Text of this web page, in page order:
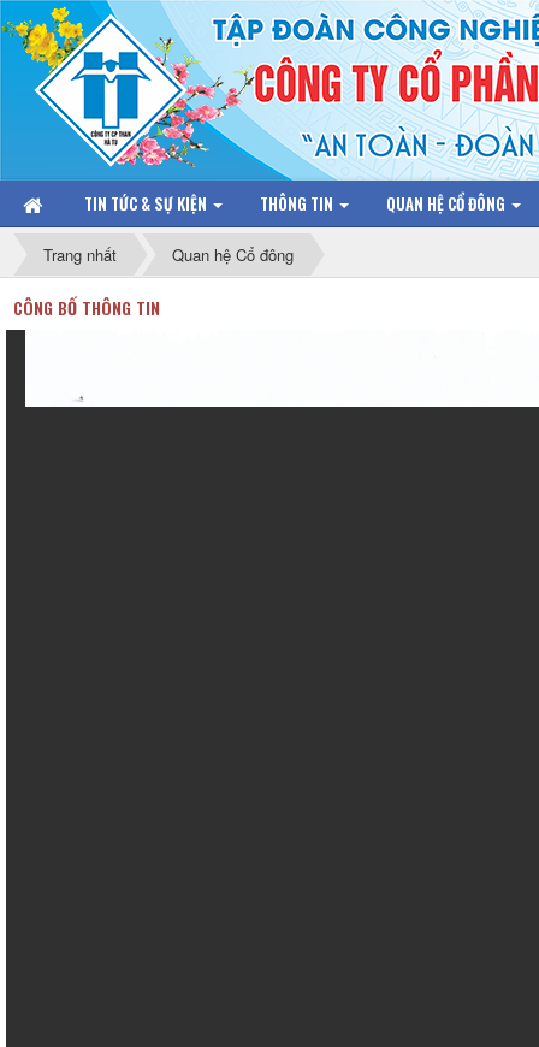
TIN TỨC & SỰ KIỆN THÔNG TIN QUAN HỆ CỔ ĐÔNG
Trang nhất Quan hệ Cổ đông
CÔNG BỐ THÔNG TIN